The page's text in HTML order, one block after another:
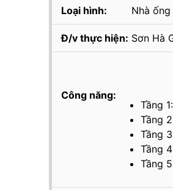
Loại hình: Nhà
Đ/v thực hiện: Sơn Hà
Công năng:
Tầng
Tầng
Tầng
Tầng
Tầng